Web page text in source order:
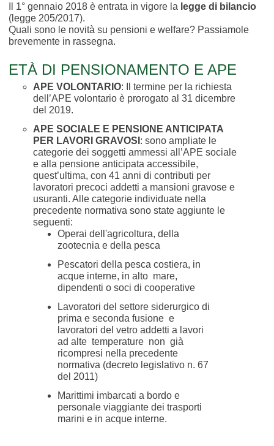
Il 1° gennaio 2018 è entrata in vigore la legge di bilancio
(legge 205/2017).
Quali sono le novità su pensioni e welfare? Passiamole
brevemente in rassegna.
ETÀ DI PENSIONAMENTO E APE
APE VOLONTARIO: Il termine per la richiesta
dell’APE volontario è prorogato al 31 dicembre
del 2019.
APE SOCIALE E PENSIONE ANTICIPATA
PER LAVORI GRAVOSI : sono ampliate le
categorie dei soggetti ammessi all’APE sociale
e alla pensione anticipata accessibile,
quest’ultima, con 41 anni di contributi per
lavoratori precoci addetti a mansioni gravose e
usuranti. Alle categorie individuate nella
precedente normativa sono state aggiunte le
seguenti:
Operai dell'agricoltura, della
zootecnia e della pesca
Pescatori della pesca costiera, in
acque interne, in alto mare,
dipendenti o soci di cooperative
Lavoratori del settore siderurgico di
prima e seconda fusione e
lavoratori del vetro addetti a lavori
ad alte temperature non già
ricompresi nella precedente
normativa (decreto legislativo n. 67
del 2011)
Marittimi imbarcati a bordo e
personale viaggiante dei trasporti
marini e in acque interne.